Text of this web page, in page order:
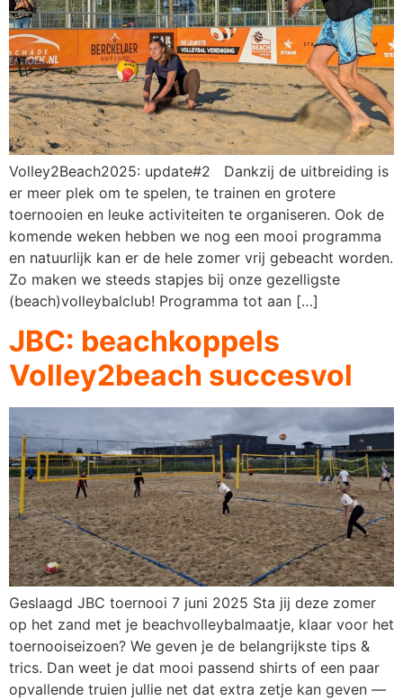
Volley2Beach2025: update#2 Dankzij de uitbreiding is
er meer plek om te spelen, te trainen en grotere
toernooien en leuke activiteiten te organiseren. Ook de
komende weken hebben we nog een mooi programma
en natuurlijk kan er de hele zomer vrij gebeacht worden.
Zo maken we steeds stapjes bij onze gezelligste
(beach)volleybalclub! Programma tot aan […]
JBC: beachkoppels
Volley2beach succesvol
Geslaagd JBC toernooi 7 juni 2025 Sta jij deze zomer
op het zand met je beachvolleybalmaatje, klaar voor het
toernooiseizoen? We geven je de belangrijkste tips &
trics. Dan weet je dat mooi passend shirts of een paar
opvallende truien jullie net dat extra zetje kan geven —